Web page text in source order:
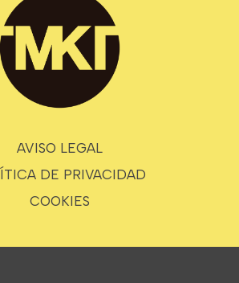
AVISO LEGAL
DE PRIVACIDAD
COOKIES